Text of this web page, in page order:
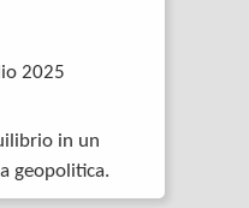
2025
in un
geopolitica.